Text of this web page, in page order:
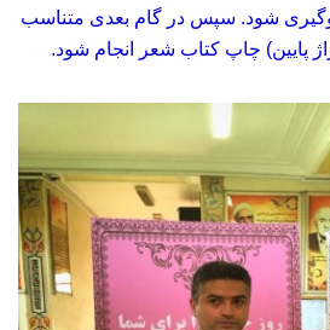
شود. سپس در گام بعدی متناسب
پایین) چاپ کتاب شعر انجام شود.